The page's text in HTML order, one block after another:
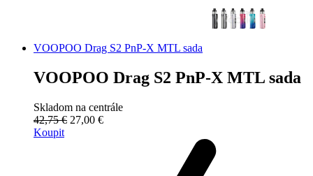
VOOPOO Drag S2 PnP-X MTL sada
VOOPOO Drag S2 PnP-X MTL sada
Skladom na centrále
42,75 € 27,00 €
Koupit